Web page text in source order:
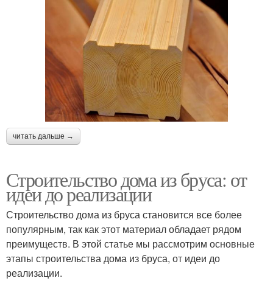
читать дальше →
Строительство дома из бруса: от
идеи до реализации
Строительство дома из бруса становится все более
популярным, так как этот материал обладает рядом
преимуществ. В этой статье мы рассмотрим основные
этапы строительства дома из бруса, от идеи до
реализации.